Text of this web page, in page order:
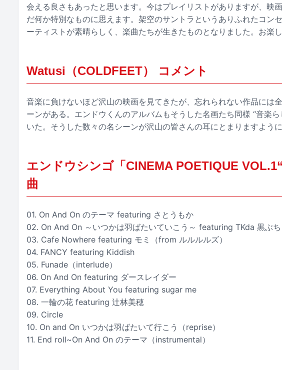
会える良さもあったと思います。今はプレイリストがありますが、映
だ何か特別なものに思えます。架空のサントラというありふれたコン
ーティストが素晴らしく、楽曲たちが生きたものとなりました。お楽
Watusi（COLDFEET） コメント
音楽に負けないほど沢山の映画を見てきたが、忘れられない作品には
ーンがある。エンドウくんのアルバムもそうした名画たち同様 “音楽
いた。そうした数々の名シーンが沢山の皆さんの耳にとまりますように
エンドウシンゴ「CINEMA POETIQUE
曲
01. On And On のテーマ featuring さとうもか
02. On And On ～いつかは羽ばたいていこう～ featuring TKda 黒ぶち
03. Cafe Nowhere featuring モミ（from ルルルルズ）
04. FANCY featuring Kiddish
05. Funade（interlude）
06. On And On featuring ダースレイダー
07. Everything About You featuring sugar me
08. 一輪の花 featuring 辻林美穂
09. Circle
10. On and On いつかは羽ばたいて行こう（reprise）
11. End roll~On And On のテーマ（instrumental）